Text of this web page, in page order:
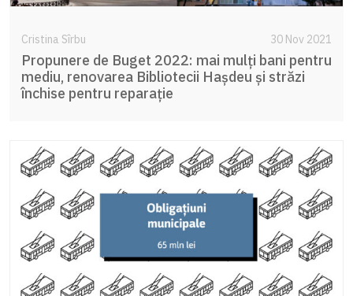
Cristina Sîrbu 30 Nov 2021
Propunere de Buget 2022: mai mulți bani pentru
mediu, renovarea Bibliotecii Hașdeu și străzi
închise pentru reparație